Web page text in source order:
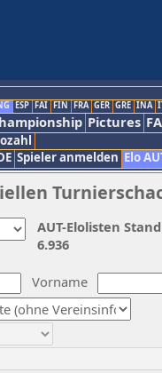
ESP FAI FIN FRA GER GRE INA
Pictures
Spieler anmelden Elo
Vorname
AUT-Elolisten
6.936